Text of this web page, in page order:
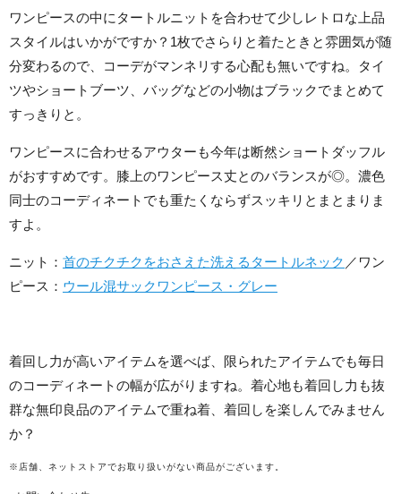
ワンピースの中にタートルニットを合わせて少しレトロな上品
スタイルはいかがですか？1枚でさらりと着たときと雰囲気が随
分変わるので、コーデがマンネリする心配も無いですね。タイ
ツやショートブーツ、バッグなどの小物はブラックでまとめて
すっきりと。
ワンピースに合わせるアウターも今年は断然ショートダッフル
がおすすめです。膝上のワンピース丈とのバランスが◎。濃色
同士のコーディネートでも重たくならずスッキリとまとまりま
すよ。
ニット： 首のチクチクをおさえた洗えるタートルネック ／ワン
ピース： ウール混サックワンピース・グレー
着回し力が高いアイテムを選べば、限られたアイテムでも毎日
のコーディネートの幅が広がりますね。着心地も着回し力も抜
群な無印良品のアイテムで重ね着、着回しを楽しんでみません
か？
※店舗、ネットストアでお取り扱いがない商品がございます。